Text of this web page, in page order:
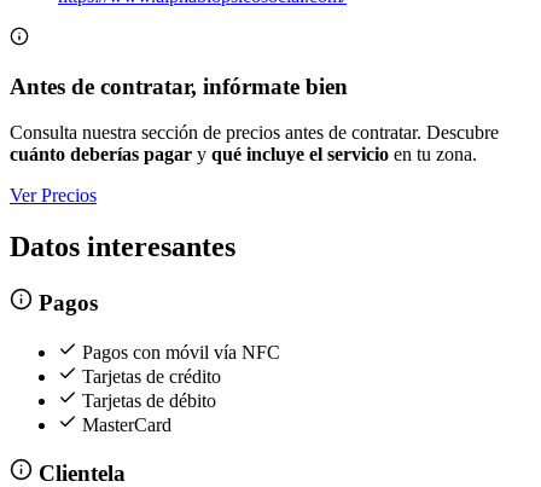
Antes de contratar, infórmate bien
Consulta nuestra sección de precios antes de contratar. Descubre
cuánto deberías pagar y qué incluye el servicio en tu zona.
Ver Precios
Datos interesantes
Pagos
Pagos con móvil vía NFC
Tarjetas de crédito
Tarjetas de débito
MasterCard
Clientela